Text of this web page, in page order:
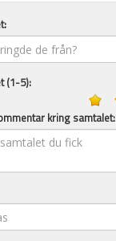
(1-5):
kring samtalet: